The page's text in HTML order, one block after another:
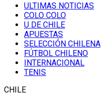
ULTIMAS NOTICIAS
COLO COLO
U DE CHILE
APUESTAS
SELECCIÓN CHILENA
FÚTBOL CHILENO
INTERNACIONAL
TENIS
CHILE